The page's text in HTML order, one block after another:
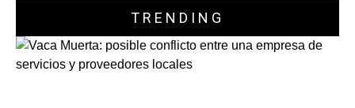
TRENDING